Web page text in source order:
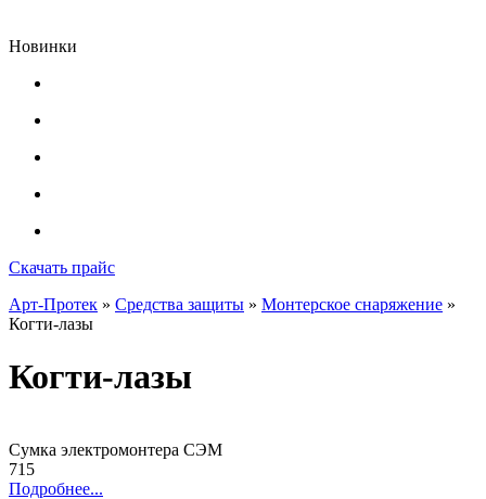
Новинки
Скачать прайс
Арт-Протек » Средства защиты » Монтерское снаряжение »
Когти-лазы
Когти-лазы
Сумка электромонтера СЭМ
715
Подробнее...